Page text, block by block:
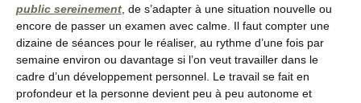
public sereinement, de s’adapter à une situation nouvelle ou
encore de passer un examen avec calme. Il faut compter une
dizaine de séances pour le réaliser, au rythme d’une fois par
semaine environ ou davantage si l’on veut travailler dans le
cadre d’un développement personnel. Le travail se fait en
profondeur et la personne devient peu à peu autonome et